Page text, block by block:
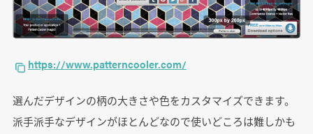
https://www.patterncooler.com/
選んだデザインの柄の大きさや色をカスタマイズできます。
派手派手なデザインがほとんどなので使いどころは難しかも